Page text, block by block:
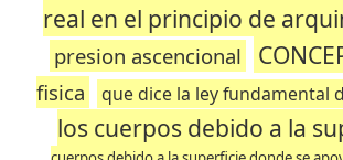
real en el principio de
presion ascencional
fisica
que dice la ley fundamental
los cuerpos debido a la